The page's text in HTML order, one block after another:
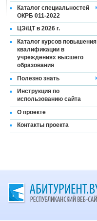
Каталог специальностей
ОКРБ 011-2022
ЦЭ/ЦТ в 2026 г.
Каталог курсов повышения
квалификации в
учреждениях высшего
образования
Полезно знать
Инструкция по
использованию сайта
О проекте
Контакты проекта